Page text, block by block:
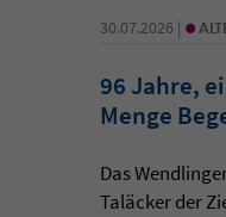
30.07.2026 | •
96 Jahre,
Menge
Das
Taläcker der